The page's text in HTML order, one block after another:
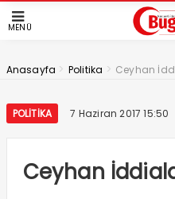
MENÜ
Anasayfa > Politika > Ceyhan
POLITIKA 7 Haziran 2017 15:50
Ceyhan